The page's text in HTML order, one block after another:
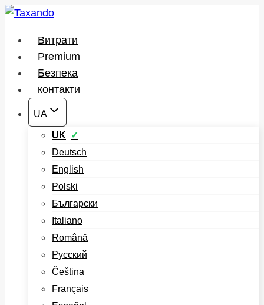
Перейти
вмісту
Витрати
Premium
Безпека
контакти
UA
UK
Deutsch
English
Polski
Български
Italiano
Română
Русский
Čeština
Français